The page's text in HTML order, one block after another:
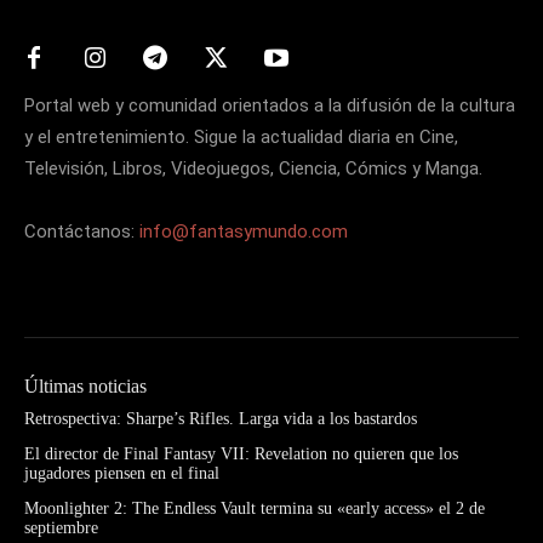
Portal web y comunidad orientados a la difusión de la cultura
y el entretenimiento. Sigue la actualidad diaria en Cine,
Televisión, Libros, Videojuegos, Ciencia, Cómics y Manga.
Contáctanos: info@fantasymundo.com
Últimas noticias
Retrospectiva: Sharpe’s Rifles. Larga vida a los bastardos
El director de Final Fantasy VII: Revelation no quieren que los
jugadores piensen en el final
Moonlighter 2: The Endless Vault termina su «early access» el 2 de
septiembre